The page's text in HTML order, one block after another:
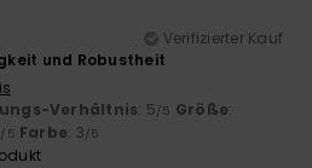
Verifizierter Kauf
und Robustheit
Verhältnis: 5/5 Größe:
/5 Farbe: 3/5